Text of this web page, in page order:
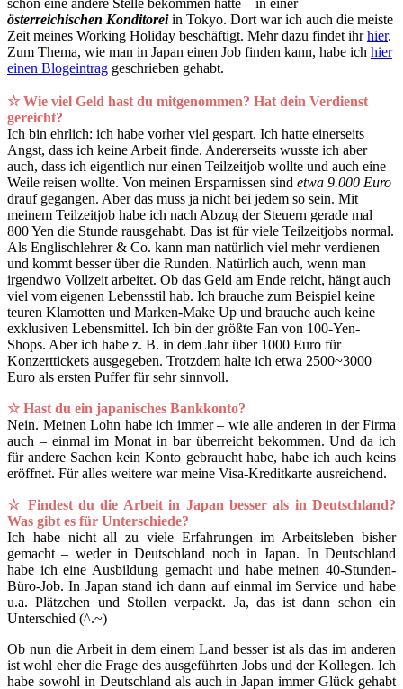
österreichischen Konditoreiin Tokyo. Dort war ich auch die meiste
Zeit meines Working Holiday beschäftigt. Mehr dazu findet ihrhier.
Zum Thema, wie man in Japan einen Job finden kann, habe ich hier
einen Blogeintrag geschrieben gehabt.
☆ Wie viel Geld hast du mitgenommen? Hat dein Verdienst
gereicht?
Ich bin ehrlich: ich habe vorher viel gespart. Ich hatte einerseits
Angst, dass ich keine Arbeit finde. Andererseits wusste ich aber
auch, dass ich eigentlich nur einen Teilzeitjob wollte und auch eine
Weile reisen wollte. Von meinen Ersparnissen sind etwa 9.000 Euro
drauf gegangen. Aber das muss ja nicht bei jedem so sein. Mit
meinem Teilzeitjob habe ich nach Abzug der Steuern gerade mal
800 Yen die Stunde rausgehabt. Das ist für viele Teilzeitjobs normal.
Als Englischlehrer & Co. kann man natürlich viel mehr verdienen
und kommt besser über die Runden. Natürlich auch, wenn man
irgendwo Vollzeit arbeitet. Ob das Geld am Ende reicht, hängt auch
viel vom eigenen Lebensstil hab. Ich brauche zum Beispiel keine
teuren Klamotten und Marken-Make Up und brauche auch keine
exklusiven Lebensmittel. Ich bin der größte Fan von 100-Yen-
Shops. Aber ich habe z. B. in dem Jahr über 1000 Euro für
Konzerttickets ausgegeben. Trotzdem halte ich etwa 2500~3000
Euro als ersten Puffer für sehr sinnvoll.
☆ Hast du ein japanisches Bankkonto?
Nein. Meinen Lohn habe ich immer – wie alle anderen in der Firma
auch – einmal im Monat in bar überreicht bekommen. Und da ich
für andere Sachen kein Konto gebraucht habe, habe ich auch keins
eröffnet. Für alles weitere war meine Visa-Kreditkarte ausreichend.
☆ Findest du die Arbeit in Japan besser als in Deutschland?
Was gibt es für Unterschiede?
Ich habe nicht all zu viele Erfahrungen im Arbeitsleben bisher
gemacht – weder in Deutschland noch in Japan. In Deutschland
habe ich eine Ausbildung gemacht und habe meinen 40-Stunden-
Büro-Job. In Japan stand ich dann auf einmal im Service und habe
u.a. Plätzchen und Stollen verpackt. Ja, das ist dann schon ein
Unterschied (^.~)
Ob nun die Arbeit in dem einem Land besser ist als das im anderen
ist wohl eher die Frage des ausgeführten Jobs und der Kollegen. Ich
habe sowohl in Deutschland als auch in Japan immer Glück gehabt